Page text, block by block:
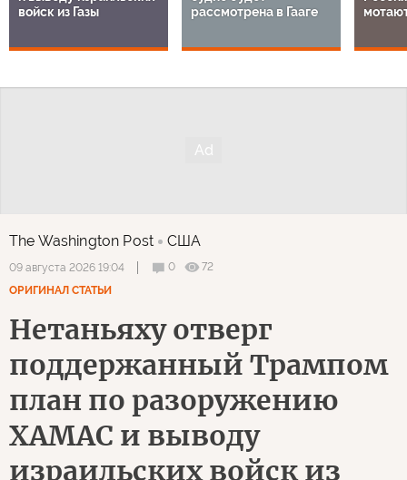
войск из Газы
рассмотрена в Гааге
The Washington Post США
09 августа 2026 19:04 0
72
ОРИГИНАЛ СТАТЬИ
Нетаньяху отверг
поддержанный Трампом
план по разоружению
ХАМАС и выводу
израильских войск из